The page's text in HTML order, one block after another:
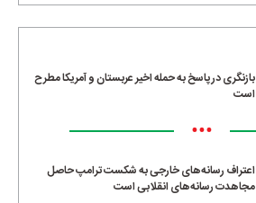
بازنگری در پاسخ به حمله اخیر عربستان و آمریکا مطرح
است
•••
اعتراف رسانه‌های خارجی به شکست ترامپ حاصل
مجاهدت رسانه‌های انقلابی است